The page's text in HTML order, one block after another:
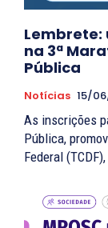
Lembrete:
na 3ª
Pública
Notícias 15/
As inscrições
Pública,
Federal